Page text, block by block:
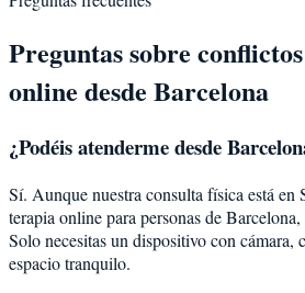
Preguntas sobre
online desde Barcelona
¿Podéis atenderme desde
Sí. Aunque nuestra consulta física está en
terapia online para personas deBarcelona,
Solo necesitas un dispositivo con cámara,
espacio tranquilo.